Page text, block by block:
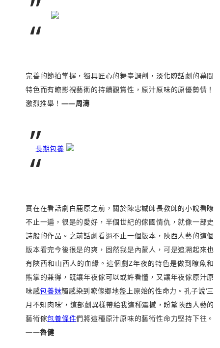
”
“
完善的節拍掌握，獨具匠心的舞臺調劑，淡化瞭話劇的幕間
特色而有瞭影視藝術的持續觀賞性，原汁原味的原優勢情！
激烈推舉！ ——周濤
”長期包養
“
實在在看話劇白鹿原之前，關於陳忠誠師長教師的小說看瞭
不止一遍，很是的愛好，半個世紀的傢國情仇，就像一部史
詩般的作品。之前話劇看過不止一個版本，陜西人藝的這個
版本看完今後很是的爽，固然我是內蒙人，可是追溯起來也
有陜西和山西人的血緣。這個劇Z年夜的特色是做到瞭魚和
熊掌的兼得，既讓年夜傢可以或許看懂，又讓年夜傢原汁原
味感包養妹觸感染到瞭傢鄉地盤上原始的性命力。孔子說‘三
月不知肉味’，這部劇異樣帶給我這種震撼，盼望陜西人藝的
藝術傢包養條件們將這種原汁原味的藝術性命力堅持下往。
——魯健